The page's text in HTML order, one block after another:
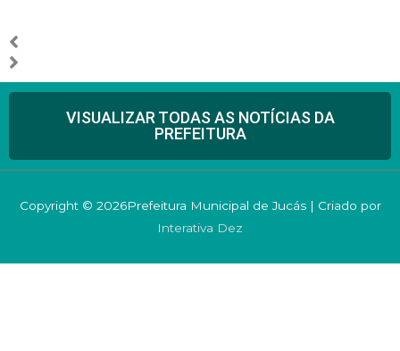
VISUALIZAR TODAS AS NOTÍCIAS DA
PREFEITURA
Copyright © 2026Prefeitura Municipal de Jucás | Criado por
Interativa Dez